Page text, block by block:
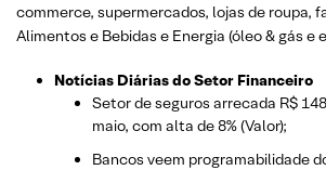
commerce, supermercados, lojas de roupa,
Alimentos e Bebidas e Energia (óleo & gás e
Notícias Diárias do Setor Financeiro
Setor de seguros arrecada R$
maio, com alta de 8% (Valor);
Bancos veem programabilidade